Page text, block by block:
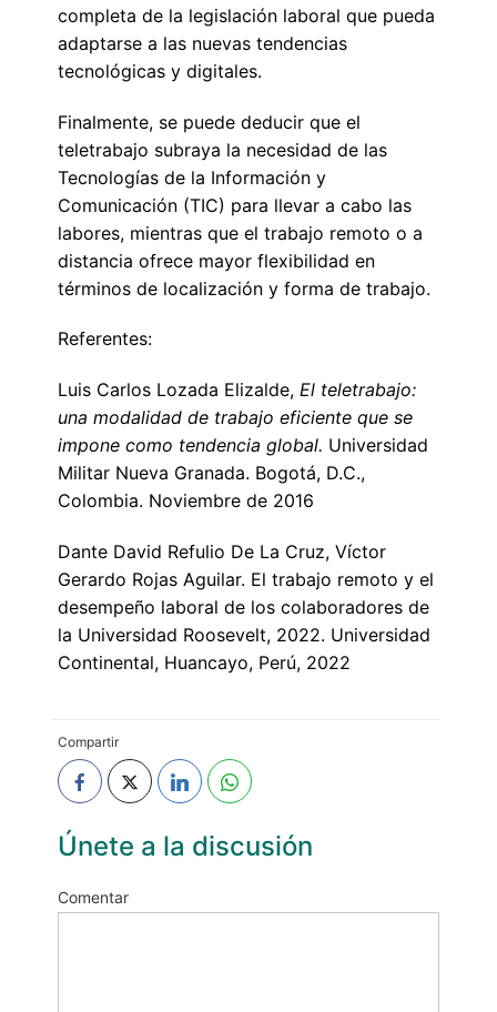
completa de la legislación laboral que pueda
adaptarse a las nuevas tendencias
tecnológicas y digitales.
Finalmente, se puede deducir que el
teletrabajo subraya la necesidad de las
Tecnologías de la Información y
Comunicación (TIC) para llevar a cabo las
labores, mientras que el trabajo remoto o a
distancia ofrece mayor flexibilidad en
términos de localización y forma de trabajo.
Referentes:
Luis Carlos Lozada Elizalde, El teletrabajo:
una modalidad de trabajo eficiente que se
impone como tendencia global. Universidad
Militar Nueva Granada. Bogotá, D.C.,
Colombia. Noviembre de 2016
Dante David Refulio De La Cruz, Víctor
Gerardo Rojas Aguilar. El trabajo remoto y el
desempeño laboral de los colaboradores de
la Universidad Roosevelt, 2022. Universidad
Continental, Huancayo, Perú, 2022
Compartir
Únete a la discusión
Comentar